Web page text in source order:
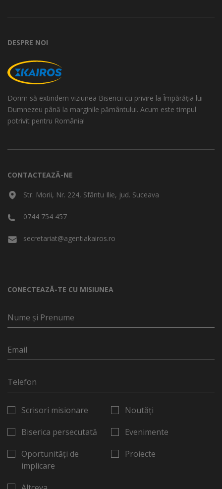
DESPRE NOI
Dorim să extindem viziunea Bisericii cu privire la Împărăția lui
Dumnezeu până la marginile pământului. Acum este timpul
potrivit pentru România!
CONTACTEAZĂ-NE
Str. Morii, Nr. 224, Sfântu Ilie, jud. Suceava
0744 754 457
secretariat@agentiakairos.ro
CONECTEAZĂ-TE CU MISIUNEA
Scrisori misionare
Biserica persecutată
Oportunități de
implicare
Noutăți
Evenimente
Proiecte